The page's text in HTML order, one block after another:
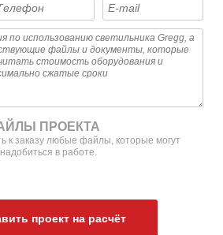
ПРОЕКТА
к заказу любые файлы, которые могут
в работе.
проект на расчёт